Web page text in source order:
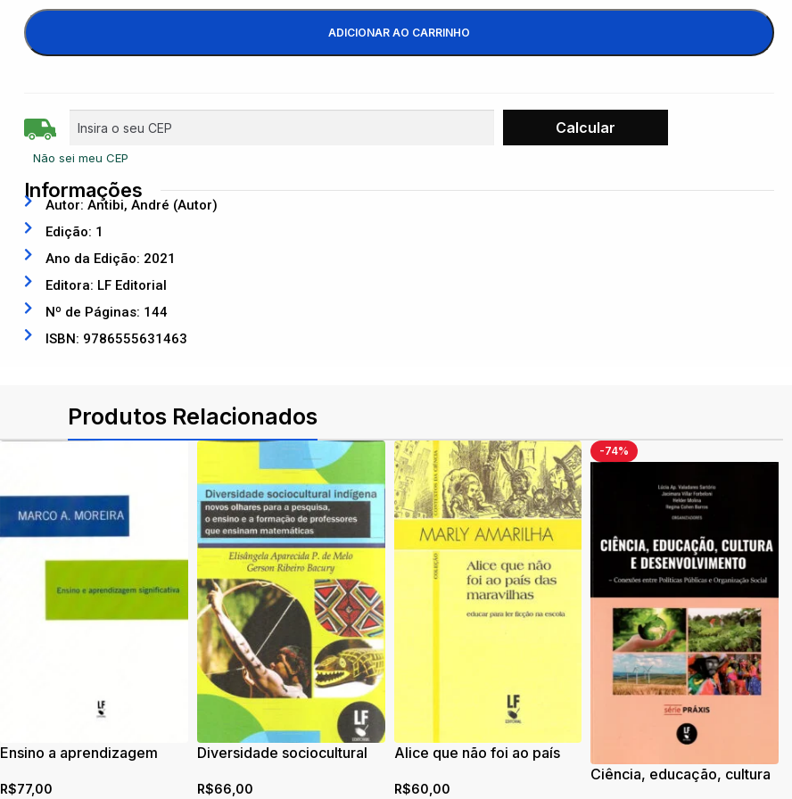
ADICIONAR AO CARRINHO
Não sei meu CEP
Informações
Autor: Antibi, André (Autor)
Edição: 1
Ano da Edição: 2021
Editora: LF Editorial
Nº de Páginas: 144
ISBN: 9786555631463
Produtos Relacionados
Ensino a aprendizagem
R$77,00
Diversidade sociocultural
para a pesquisa, o ensino e
R$66,00
Alice que não foi ao país
para ler ficção na escola
R$60,00
-74%
Ciência, educação, cultura